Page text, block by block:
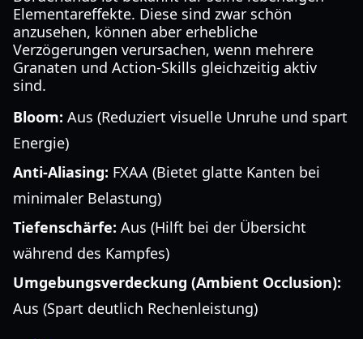
Elementareffekte. Diese sind zwar schön
anzusehen, können aber erhebliche
Verzögerungen verursachen, wenn mehrere
Granaten und Action-Skills gleichzeitig aktiv
sind.
Bloom: Aus (Reduziert visuelle Unruhe und spart
Energie)
Anti-Aliasing: FXAA (Bietet glatte Kanten bei
minimaler Belastung)
Tiefenschärfe: Aus (Hilft bei der Übersicht
während des Kampfes)
Umgebungsverdeckung (Ambient Occlusion):
Aus (Spart deutlich Rechenleistung)